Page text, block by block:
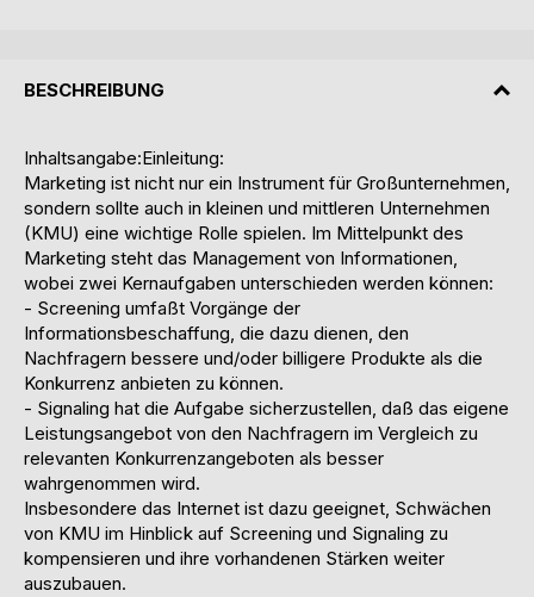
BESCHREIBUNG
Inhaltsangabe:Einleitung:
Marketing ist nicht nur ein Instrument für Großunternehmen,
sondern sollte auch in kleinen und mittleren Unternehmen
(KMU) eine wichtige Rolle spielen. Im Mittelpunkt des
Marketing steht das Management von Informationen,
wobei zwei Kernaufgaben unterschieden werden können:
- Screening umfaßt Vorgänge der
Informationsbeschaffung, die dazu dienen, den
Nachfragern bessere und/oder billigere Produkte als die
Konkurrenz anbieten zu können.
- Signaling hat die Aufgabe sicherzustellen, daß das eigene
Leistungsangebot von den Nachfragern im Vergleich zu
relevanten Konkurrenzangeboten als besser
wahrgenommen wird.
Insbesondere das Internet ist dazu geeignet, Schwächen
von KMU im Hinblick auf Screening und Signaling zu
kompensieren und ihre vorhandenen Stärken weiter
auszubauen.